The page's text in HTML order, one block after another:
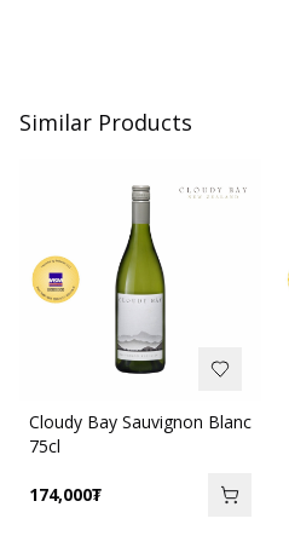
Similar Products
Cloudy Bay Sauvignon Blanc
75cl
174,000₮